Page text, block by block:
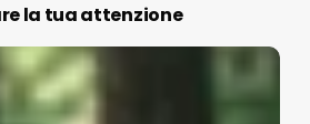
la tua attenzione